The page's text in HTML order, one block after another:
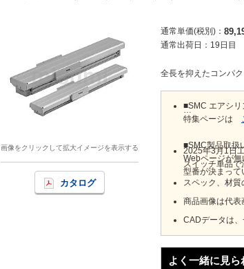
画像をクリックして拡大イメージを表示する
カタログ
通常単価(税別)
通常出荷日： 19日目
全長を抑えたコンパ
■SMC エアシ
特集ページは
■SMC製品取扱
Webページが無
型番が決まっ
2025年3月1日
スイッチ単品で
スペック、材質
商品画像は代表
CADデータは、
よく一緒に見